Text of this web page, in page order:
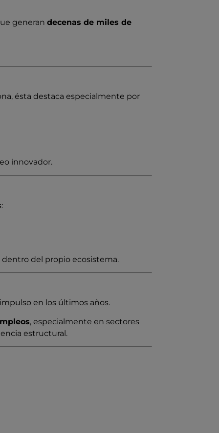
generandecenas de miles de
ésta destaca especialmente por
innovador.
del propio ecosistema.
en los últimos años.
, especialmente en sectores
estructural.